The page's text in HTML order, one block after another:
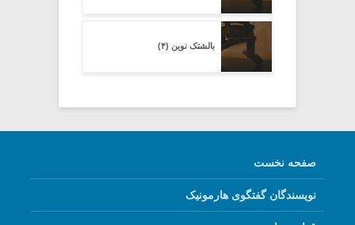
بالشتک نوین (۴)
صفحه نخست
نویسندگان گفتگوی هارمونیک